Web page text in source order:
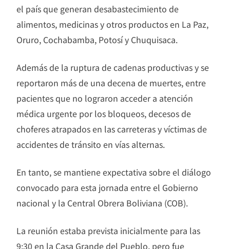
el país que generan desabastecimiento de
alimentos, medicinas y otros productos en La Paz,
Oruro, Cochabamba, Potosí y Chuquisaca.
Además de la ruptura de cadenas productivas y se
reportaron más de una decena de muertes, entre
pacientes que no lograron acceder a atención
médica urgente por los bloqueos, decesos de
choferes atrapados en las carreteras y víctimas de
accidentes de tránsito en vías alternas.
En tanto, se mantiene expectativa sobre el diálogo
convocado para esta jornada entre el Gobierno
nacional y la Central Obrera Boliviana (COB).
La reunión estaba prevista inicialmente para las
9:30 en la Casa Grande del Pueblo, pero fue